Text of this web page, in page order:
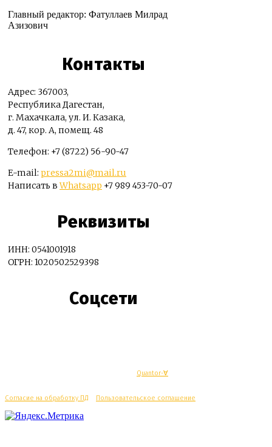
Главный редактор: Фатуллаев Милрад
Азизович
Контакты
Адрес: 367003,
Республика Дагестан,
г. Махачкала, ул. И. Казака,
д. 47, кор. А, помещ. 48
Телефон: +7 (8722) 56-90-47
E-mail: pressa2mi@mail.ru
Написать вWhatsapp +7 989 453-70-07
Реквизиты
ИНН: 0541001918
ОГРН: 1020502529398
Соцсети
Quantor-∀
Согласие на обработку ПД Пользовательское соглашение